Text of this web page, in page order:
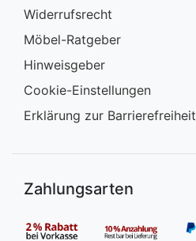
Widerrufsrecht
Möbel-Ratgeber
Hinweisgeber
Cookie-Einstellungen
Erklärung zur Barrierefreiheit
Zahlungsarten